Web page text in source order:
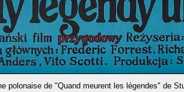
polonaise de "Quand meurent les légendes" de